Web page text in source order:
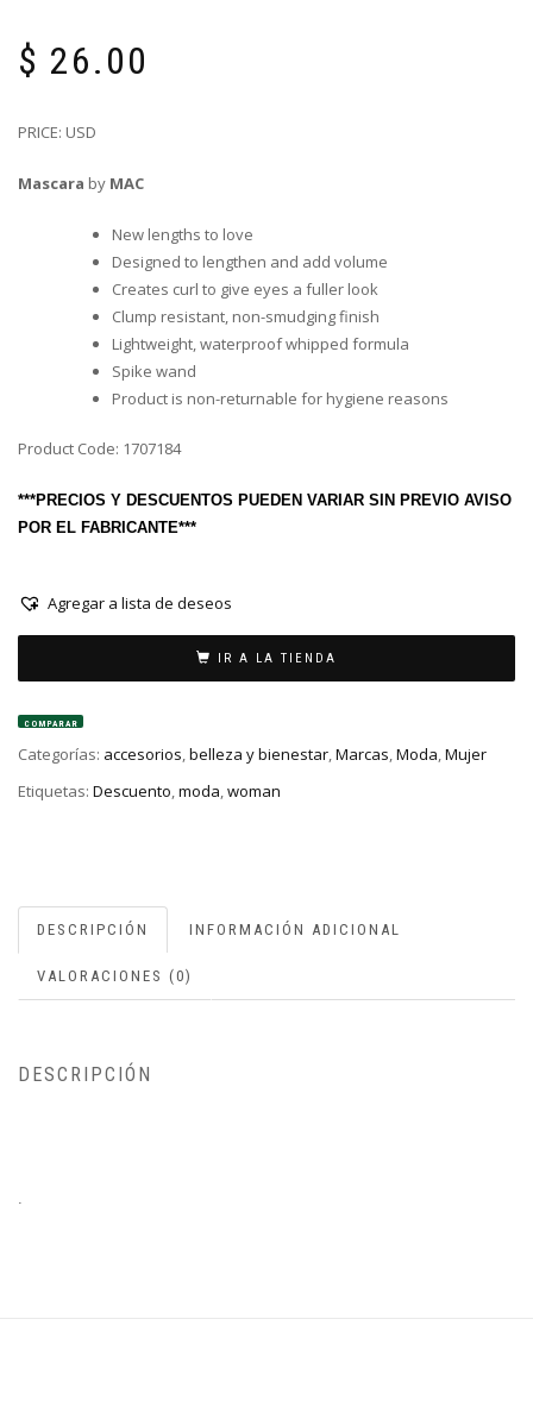
$ 26.00
PRICE: USD
Mascara by MAC
New lengths to love
Designed to lengthen and add volume
Creates curl to give eyes a fuller look
Clump resistant, non-smudging finish
Lightweight, waterproof whipped formula
Spike wand
Product is non-returnable for hygiene reasons
Product Code: 1707184
***PRECIOS Y DESCUENTOS PUEDEN VARIAR SIN PREVIO AVISO
POR EL FABRICANTE***
Agregar a lista de deseos
IR A LA TIENDA
COMPARAR
Categorías: accesorios,belleza y bienestar,Marcas,Moda,Mujer
Etiquetas: Descuento,moda,woman
DESCRIPCIÓN INFORMACIÓN ADICIONAL
VALORACIONES (0)
DESCRIPCIÓN
.